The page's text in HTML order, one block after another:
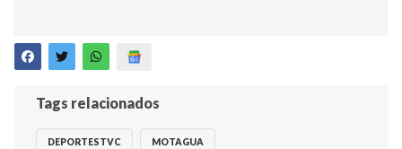
Tags relacionados
DEPORTESTVC MOTAGUA